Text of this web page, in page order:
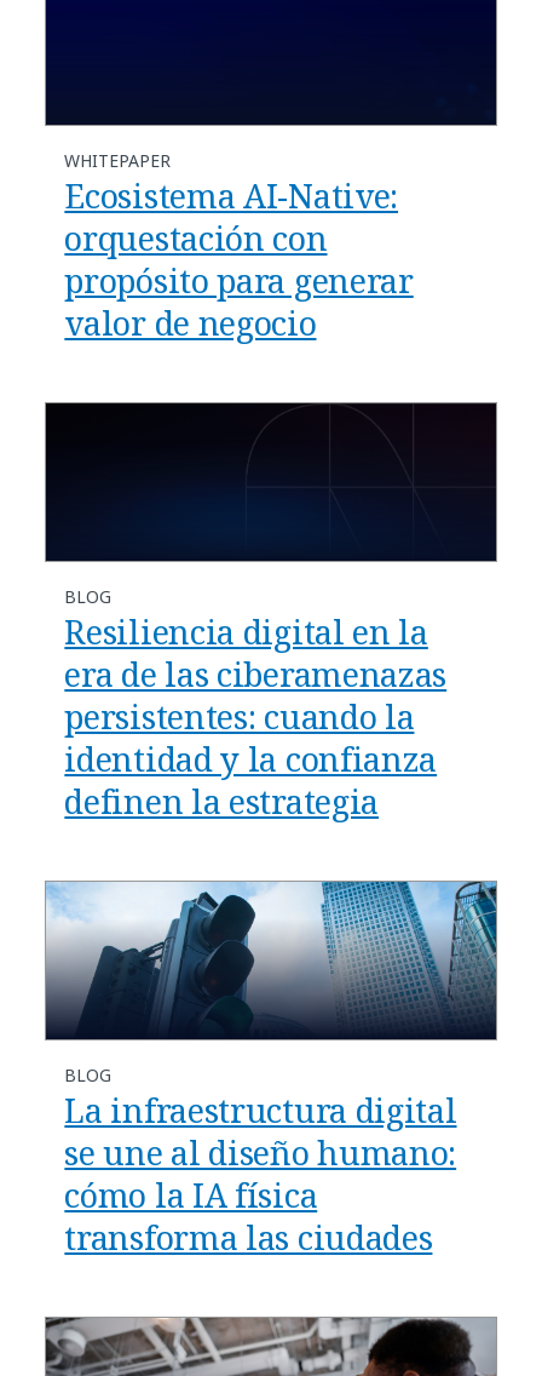
WHITEPAPER
Ecosistema AI-Native:
orquestación con
propósito para generar
valor de negocio
BLOG
Resiliencia digital en la
era de las ciberamenazas
persistentes: cuando la
identidad y la confianza
definen la estrategia
BLOG
La infraestructura digital
se une al diseño humano:
cómo la IA física
transforma las ciudades